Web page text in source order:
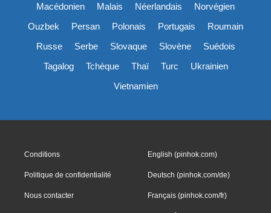
Macédonien
Malais Néerlandais
Norvégien
Ouzbek
Persan Polonais Portugais
Roumain
Russe
Serbe Slovaque Slovène
Suédois
Tagalog
Tchèque Thaï Turc
Ukrainien
Vietnamien
Conditions
Politique de confidentialité
Nous contacter
English (pinhok.com)
Deutsch (pinhok.com/de)
Français (pinhok.com/fr)